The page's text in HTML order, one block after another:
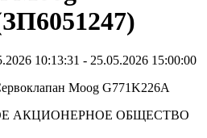
10:13:31 - 25.05.2026 15:00:00
Moog G771K226A
АКЦИОНЕРНОЕ ОБЩЕСТВО